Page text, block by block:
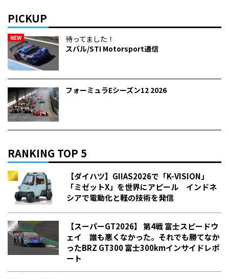
PICKUP
NEW
待ってました！
スバル/STI Motorsport通信
フォーミュラEシーズン12 2026
RANKING TOP 5
【ダイハツ】GIIAS2026で「K-VISION」
「ミゼットX」を世界にアピール インドネ
シアで電動化と軽の技術を発信
【スーパーGT2026】 第4戦 富士スピードウ
ェイ 誰も悪くなかった。それでも勝てなか
った――BRZ GT300 富士300kmインサイドレポ
ート